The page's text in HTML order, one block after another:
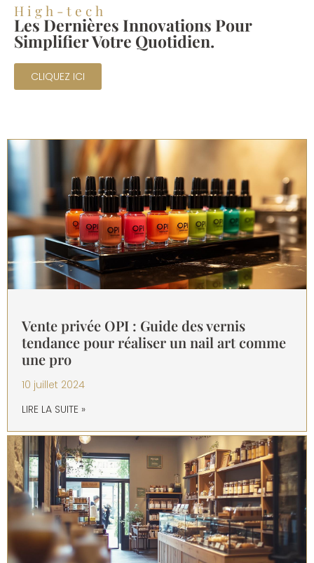
High-tech
Les Dernières Innovations Pour
Simplifier Votre Quotidien.
CLIQUEZ ICI
Vente privée OPI : Guide des vernis
tendance pour réaliser un nail art comme
une pro
10 juillet 2024
LIRE LA SUITE »